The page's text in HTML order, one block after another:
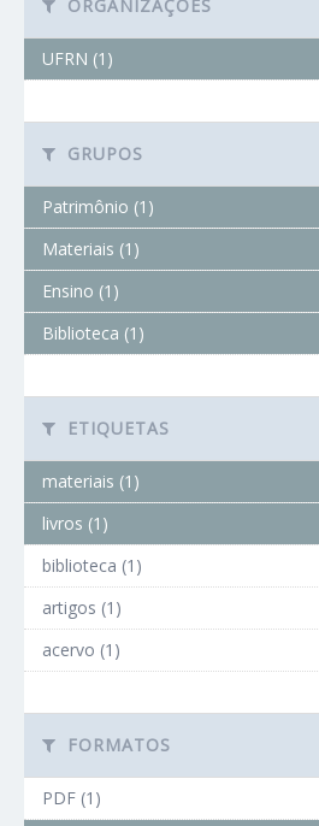
ORGANIZAÇÕES
UFRN (1)
GRUPOS
Patrimônio (1)
Materiais (1)
Ensino (1)
Biblioteca (1)
ETIQUETAS
materiais (1)
livros (1)
biblioteca (1)
artigos (1)
acervo (1)
FORMATOS
PDF (1)